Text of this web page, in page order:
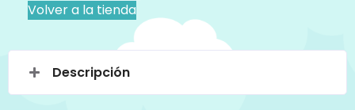
Volver a la tienda
Descripción